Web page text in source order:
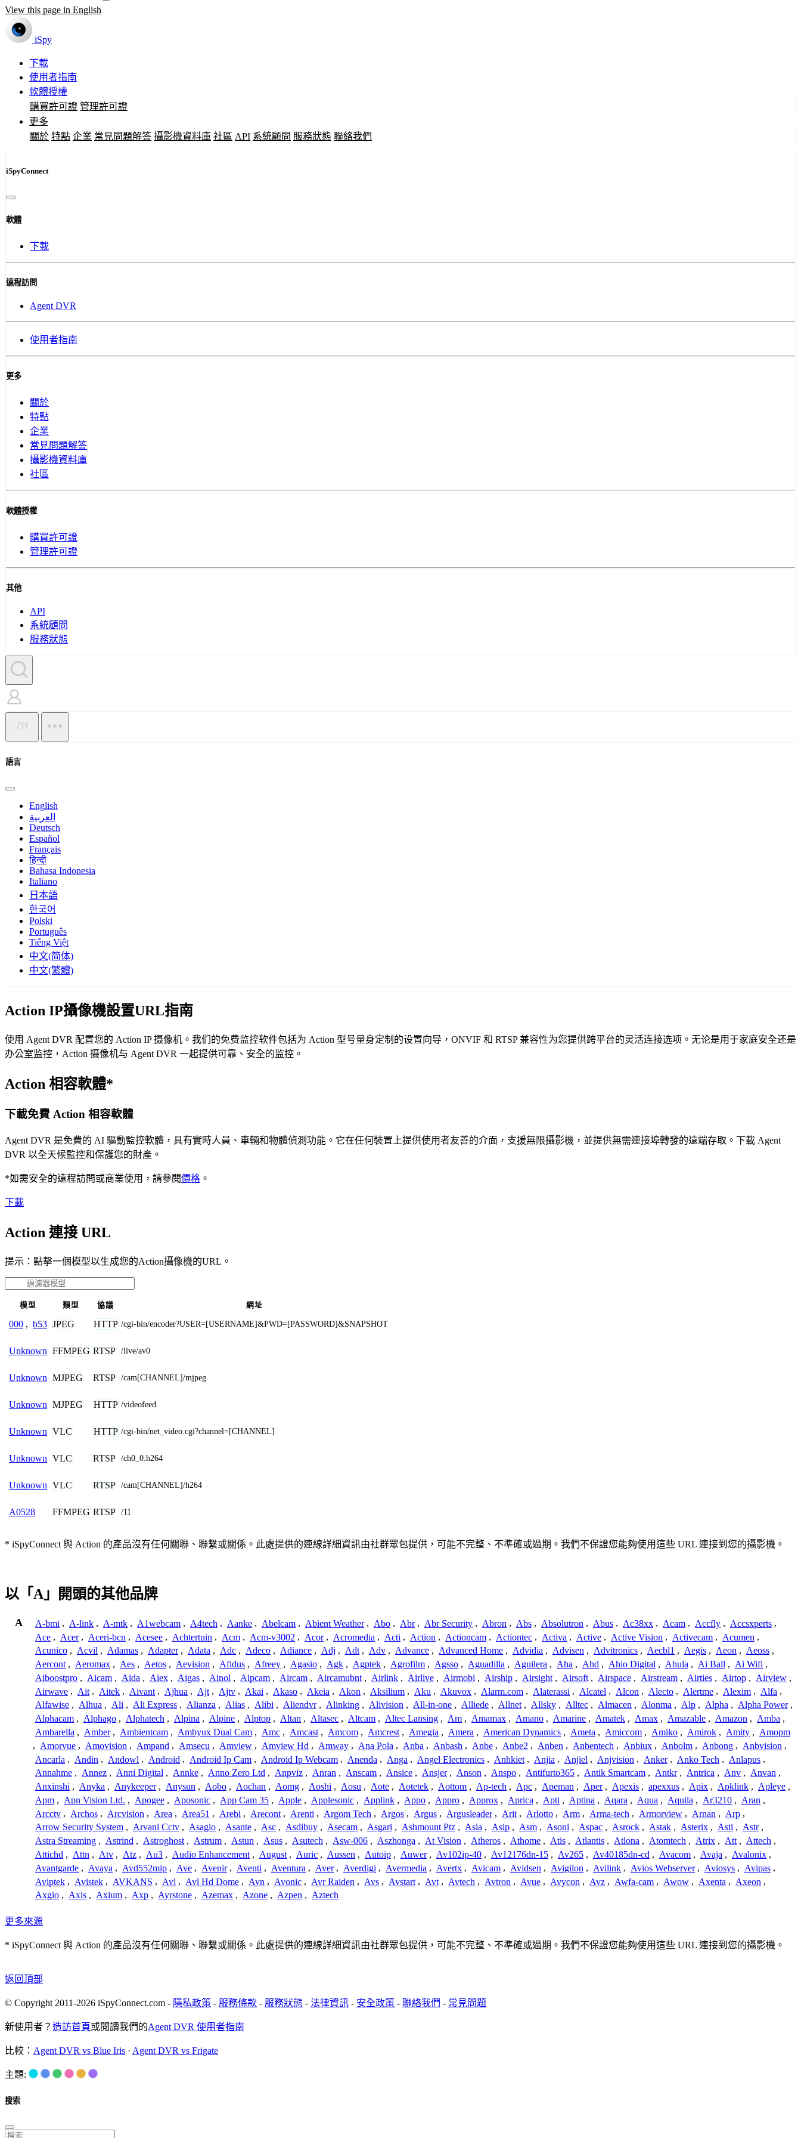
View this page in English
iSpy
下載
使用者指南
軟體授權
購買許可證 管理許可證
更多
關於 特點 企業 常見問題解答 攝影機資料庫 社區 API 系統顧問 服務狀態 聯絡我們
iSpyConnect
軟體
下載
遠程訪問
Agent DVR
使用者指南
更多
關於
特點
企業
常見問題解答
攝影機資料庫
社區
軟體授權
購買許可證
管理許可證
其他
API
系統顧問
服務狀態
ZH
語言
English
العربية
Deutsch
Español
Français
हिन्दी
Bahasa Indonesia
Italiano
日本語
한국어
Polski
Português
Tiếng Việt
中文(简体)
中文(繁體)
Action IP攝像機設置URL指南
使用 Agent DVR 配置您的 Action IP 摄像机。我们的免费监控软件包括为 Action 型号量身定制的设置向导，ONVIF 和 RTSP 兼容性为您提供跨平台的灵活连接选项。无论是用于家庭安全还是
办公室监控，Action 摄像机与 Agent DVR 一起提供可靠、安全的监控。
Action 相容軟體*
下載免費 Action 相容軟體
Agent DVR 是免費的 AI 驅動監控軟體，具有實時人員、車輛和物體偵測功能。它在任何裝置上提供使用者友善的介面，支援無限攝影機，並提供無需連接埠轉發的遠端存取。下載 Agent
DVR 以全天候監控和保護您的財產。
*如需安全的遠程訪問或商業使用，請參閱價格 。
下載
Action 連接 URL
提示：點擊一個模型以生成您的Action攝像機的URL。
模型 類型 協議 網址
000 , b53 JPEG HTTP /cgi-bin/encoder?USER=[USERNAME]&PWD=[PASSWORD]&SNAPSHOT
Unknown FFMPEG RTSP /live/av0
Unknown MJPEG RTSP /cam[CHANNEL]/mjpeg
Unknown MJPEG HTTP /videofeed
Unknown VLC HTTP /cgi-bin/net_video.cgi?channel=[CHANNEL]
Unknown VLC RTSP /ch0_0.h264
Unknown VLC RTSP /cam[CHANNEL]/h264
A0528 FFMPEG RTSP /11
* iSpyConnect 與 Action 的產品沒有任何關聯、聯繫或關係。此處提供的連線詳細資訊由社群眾包提供，可能不完整、不準確或過期。我們不保證您能夠使用這些 URL 連接到您的攝影機。
以「A」開頭的其他品牌
A A-bmi , A-link , A-mtk , A1webcam , A4tech , Aanke , Abelcam , Abient Weather , Abo , Abr , Abr Security , Abron , Abs , Absolutron , Abus , Ac38xx , Acam , Accfly , Accsxperts ,
Ace , Acer , Aceri-bcn , Acesee , Achtertuin , Acm , Acm-v3002 , Acor , Acromedia , Acti , Action , Actioncam , Actiontec , Activa , Active , Active Vision , Activecam , Acumen ,
Acunico , Acvil , Adamas , Adapter , Adata , Adc , Adeco , Adiance , Adj , Adt , Adv , Advance , Advanced Home , Advidia , Advisen , Advitronics , Aecbl1 , Aegis , Aeon , Aeoss ,
Aercont , Aeromax , Aes , Aetos , Aevision , Afidus , Afreey , Agasio , Agk , Agptek , Agrofilm , Agsso , Aguadilla , Aguilera , Aha , Ahd , Ahio Digital , Ahula , Ai Ball , Ai Wifi ,
Aiboostpro , Aicam , Aida , Aiex , Aigas , Ainol , Aipcam , Aircam , Aircamubnt , Airlink , Airlive , Airmobi , Airship , Airsight , Airsoft , Airspace , Airstream , Airties , Airtop , Airview ,
Airwave , Ait , Aitek , Aivant , Ajhua , Ajt , Ajtv , Akai , Akaso , Akeia , Akon , Aksilium , Aku , Akuvox , Alarm.com , Alaterassi , Alcatel , Alcon , Alecto , Alertme , Alexim , Alfa ,
Alfawise , Alhua , Ali , Ali Express , Alianza , Alias , Alibi , Aliendvr , Alinking , Alivision , All-in-one , Alliede , Allnet , Allsky , Alltec , Almacen , Alonma , Alp , Alpha , Alpha Power ,
Alphacam , Alphago , Alphatech , Alpina , Alpine , Alptop , Altan , Altasec , Altcam , Altec Lansing , Am , Amamax , Amano , Amarine , Amatek , Amax , Amazable , Amazon , Amba ,
Ambarella , Amber , Ambientcam , Ambyux Dual Cam , Amc , Amcast , Amcom , Amcrest , Amegia , Amera , American Dynamics , Ameta , Amiccom , Amiko , Amirok , Amity , Amopm
, Amorvue , Amovision , Ampand , Amsecu , Amview , Amview Hd , Amway , Ana Pola , Anba , Anbash , Anbe , Anbe2 , Anben , Anbentech , Anbiux , Anbolm , Anbong , Anbvision ,
Ancarla , Andin , Andowl , Android , Android Ip Cam , Android Ip Webcam , Anenda , Anga , Angel Electronics , Anhkiet , Anjia , Anjiel , Anjvision , Anker , Anko Tech , Anlapus ,
Annahme , Annez , Anni Digital , Annke , Anno Zero Ltd , Anpviz , Anran , Anscam , Ansice , Ansjer , Anson , Anspo , Antifurto365 , Antik Smartcam , Antkr , Antrica , Anv , Anvan ,
Anxinshi , Anyka , Anykeeper , Anysun , Aobo , Aochan , Aomg , Aoshi , Aosu , Aote , Aotetek , Aottom , Ap-tech , Apc , Apeman , Aper , Apexis , apexxus , Apix , Apklink , Apleye ,
Apm , Apn Vision Ltd. , Apogee , Aposonic , App Cam 35 , Apple , Applesonic , Applink , Appo , Appro , Approx , Aprica , Apti , Aptina , Aqara , Aqua , Aquila , Ar3210 , Aran ,
Arcctv , Archos , Arcvision , Area , Area51 , Arebi , Arecont , Arenti , Argom Tech , Argos , Argus , Argusleader , Arit , Arlotto , Arm , Arma-tech , Armorview , Arnan , Arp ,
Arrow Security System , Arvani Cctv , Asagio , Asante , Asc , Asdibuy , Asecam , Asgari , Ashmount Ptz , Asia , Asip , Asm , Asoni , Aspac , Asrock , Astak , Asterix , Asti , Astr ,
Astra Streaming , Astrind , Astroghost , Astrum , Astun , Asus , Asutech , Asw-006 , Aszhonga , At Vision , Atheros , Athome , Atis , Atlantis , Atlona , Atomtech , Atrix , Att , Attech ,
Attichd , Attn , Atv , Atz , Au3 , Audio Enhancement , August , Auric , Aussen , Autoip , Auwer , Av102ip-40 , Av12176dn-15 , Av265 , Av40185dn-cd , Avacom , Avaja , Avalonix ,
Avantgarde , Avaya , Avd552mip , Ave , Avenir , Aventi , Aventura , Aver , Averdigi , Avermedia , Avertx , Avicam , Avidsen , Avigilon , Avilink , Avios Webserver , Aviosys , Avipas ,
Aviptek , Avistek , AVKANS , Avl , Avl Hd Dome , Avn , Avonic , Avr Raiden , Avs , Avstart , Avt , Avtech , Avtron , Avue , Avycon , Avz , Awfa-cam , Awow , Axenta , Axeon ,
Axgio , Axis , Axium , Axp , Ayrstone , Azemax , Azone , Azpen , Aztech
更多來源
* iSpyConnect 與 Action 的產品沒有任何關聯、聯繫或關係。此處提供的連線詳細資訊由社群眾包提供，可能不完整、不準確或過期。我們不保證您能夠使用這些 URL 連接到您的攝影機。
返回頂部
© Copyright 2011-2026 iSpyConnect.com - 隱私政策 - 服務條款 - 服務狀態 - 法律資訊 - 安全政策 - 聯絡我們 - 常見問題
新使用者？ 造訪首頁或閱讀我們的Agent DVR 使用者指南
比較： Agent DVR vs Blue Iris · Agent DVR vs Frigate
主題:
搜索